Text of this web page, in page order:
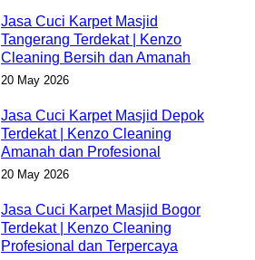
Jasa Cuci Karpet Masjid
Tangerang Terdekat | Kenzo
Cleaning Bersih dan Amanah
20 May 2026
Jasa Cuci Karpet Masjid Depok
Terdekat | Kenzo Cleaning
Amanah dan Profesional
20 May 2026
Jasa Cuci Karpet Masjid Bogor
Terdekat | Kenzo Cleaning
Profesional dan Terpercaya